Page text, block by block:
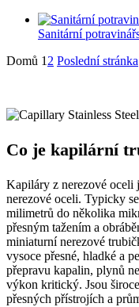
Sanitární
Domů 1 2 Poslední stránka
Co je kapilární
Kapiláry z nerezové oceli
nerezové oceli. Typicky
milimetrů do několika
přesným tažením a
miniaturní nerezové
vysoce přesné, hladké a
přepravu kapalin, plynů
výkon kritický. Jsou
přesných přístrojích a